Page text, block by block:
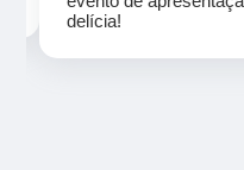
delícia!